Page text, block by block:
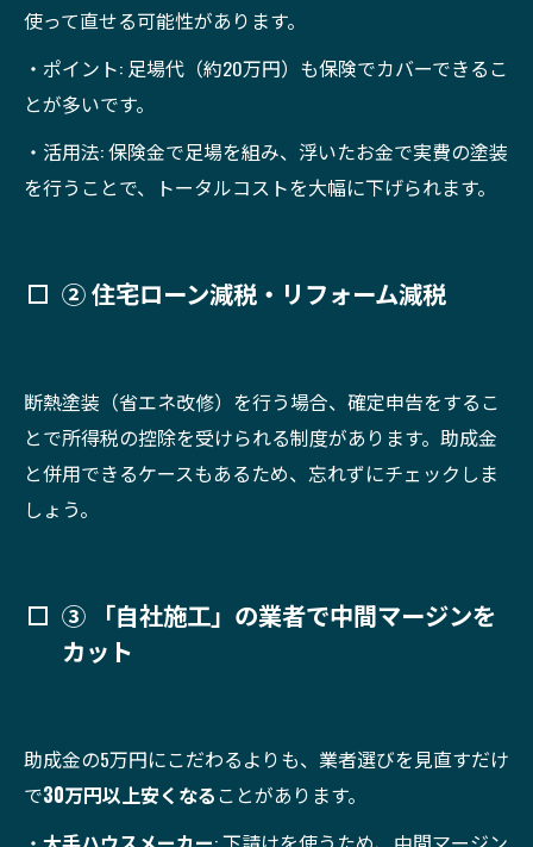
使って直せる可能性があります。
・ポイント: 足場代（約20万円）も保険でカバーできるこ
とが多いです。
・活用法: 保険金で足場を組み、浮いたお金で実費の塗装
を行うことで、トータルコストを大幅に下げられます。
② 住宅ローン減税・リフォーム減税
断熱塗装（省エネ改修）を行う場合、確定申告をするこ
とで所得税の控除を受けられる制度があります。助成金
と併用できるケースもあるため、忘れずにチェックしま
しょう。
③ 「自社施工」の業者で中間マージンを
カット
助成金の5万円にこだわるよりも、業者選びを見直すだけ
で30万円以上安くなることがあります。